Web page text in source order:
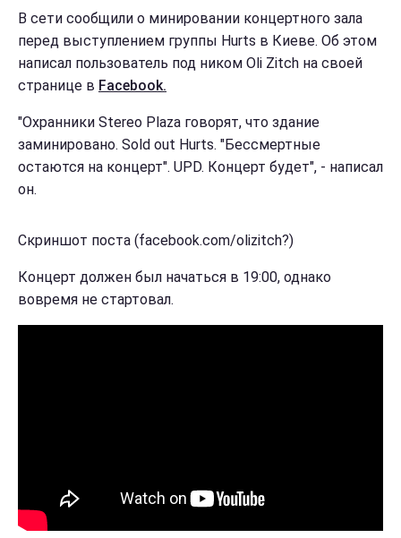
В сети сообщили о минировании концертного зала
перед выступлением группы Hurts в Киеве. Об этом
написал пользователь под ником Oli Zitch на своей
странице в Facebook.
"Охранники Stereo Plaza говорят, что здание
заминировано. Sold out Hurts. "Бессмертные
остаются на концерт". UPD. Концерт будет", - написал
он.
Скриншот поста (facebook.com/olizitch?)
Концерт должен был начаться в 19:00, однако
вовремя не стартовал.